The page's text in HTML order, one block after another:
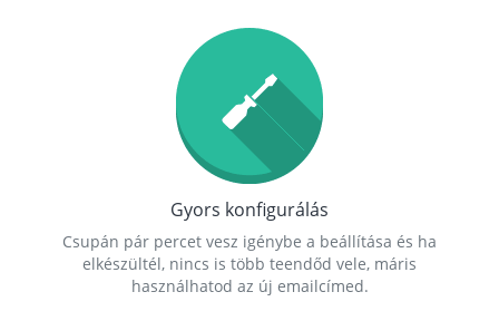
Gyors konfigurálás
Csupán pár percet vesz igénybe a beállítása és ha
elkészültél, nincs is több teendőd vele, máris
használhatod az új emailcímed.